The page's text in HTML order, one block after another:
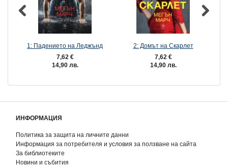
1: Падението на Леджънд
7,62 €
14,90 лв.
2: Домът на Скарлет
7,62 €
14,90 лв.
ИНФОРМАЦИЯ
Политика за защита на личните данни
Информация за потребителя и условия за ползване на сайта
За библиотеките
Новини и събития